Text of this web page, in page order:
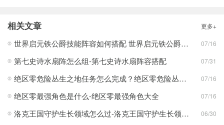
相关文章 更多+
世界启元铁公爵技能阵容如何搭配 世界启元铁公爵技能阵容搭配合集 07/16
第七史诗水扇阵怎么组-第七史诗水扇阵容搭配 07/31
绝区零危险丛生之地任务怎么完成？绝区零危险丛生之地任务完成攻略 07/16
绝区零最强角色是什么-绝区零最强角色大全 07/16
洛克王国守护生长领域怎么过-洛克王国守护生长领域通关攻略 06/30